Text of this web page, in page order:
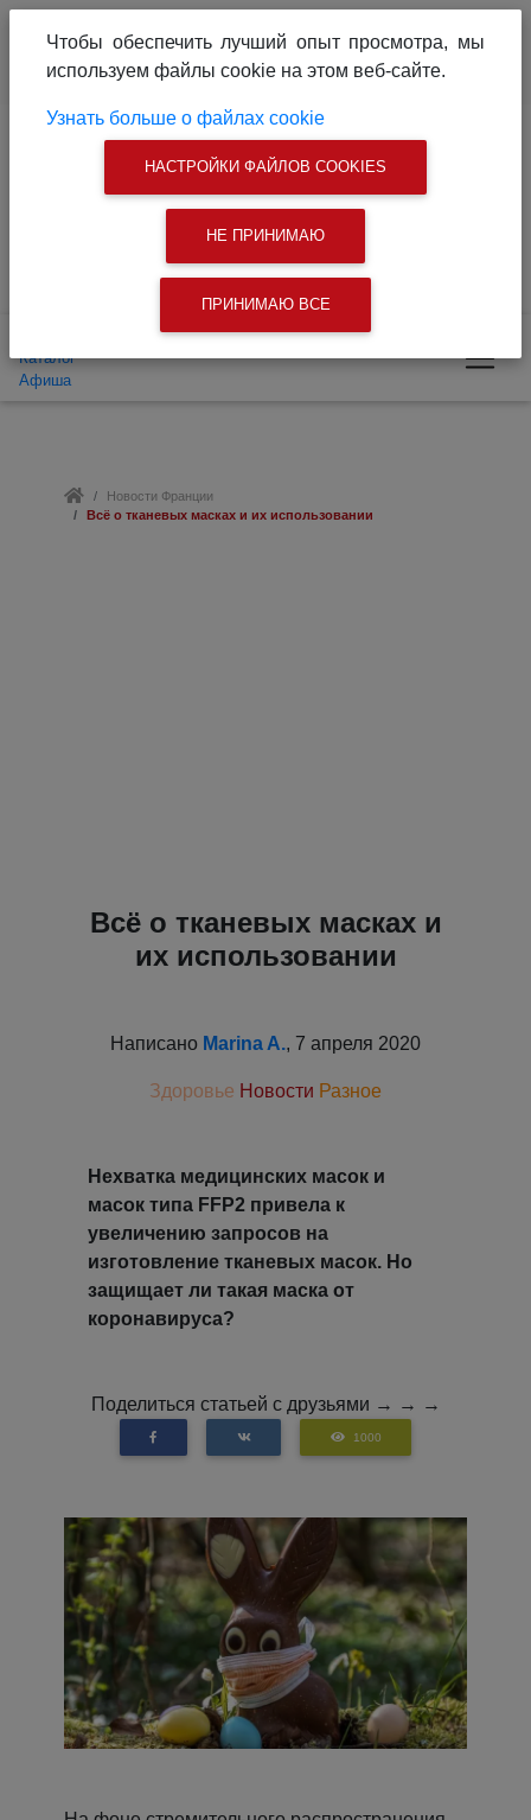
Связаться с нами
Поиск
Каталог
Афиша
Новости Франции
Всё о тканевых масках и их использовании
Всё о тканевых масках и
их использовании
Написано Marina A., 7 апреля 2020
Здоровье Новости Разное
Нехватка медицинских масок и
масок типа FFP2 привела к
увеличению запросов на
изготовление тканевых масок. Но
защищает ли такая маска от
коронавируса?
Поделиться статьей с друзьями → → →
1000
Чтобы обеспечить лучший опыт просмотра, мы
используем файлы cookie на этом веб-сайте.
Узнать больше о файлах cookie